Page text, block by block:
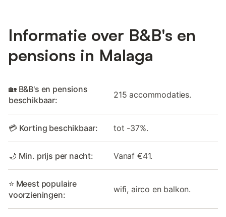
Informatie over B&B's en
pensions in Malaga
🏡 B&B's en pensions
beschikbaar:
215 accommodaties.
💳 Korting beschikbaar: tot -37%.
🌙 Min. prijs per nacht: Vanaf €41.
⭐ Meest populaire
voorzieningen:
wifi, airco en balkon.